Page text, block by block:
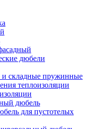
дюбели
складные пружинные
теплоизоляции
дюбель
для пустотелых